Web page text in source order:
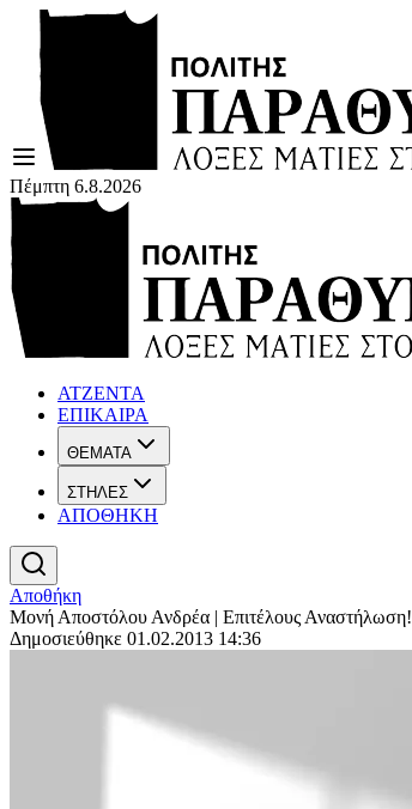
Πέμπτη 6.8.2026
ΑΤΖΕΝΤΑ
ΕΠΙΚΑΙΡΑ
ΘΕΜΑΤΑ
ΣΤΗΛΕΣ
ΑΠΟΘΗΚΗ
Αποθήκη
Μονή Αποστόλου Ανδρέα | Επιτέλους Αναστήλωση!
Δημοσιεύθηκε 01.02.2013 14:36